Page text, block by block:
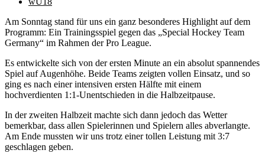
Am Sonntag stand für uns ein ganz besonderes Highlight auf dem
Programm: Ein Trainingsspiel gegen das „Special Hockey Team
Germany“ im Rahmen der Pro League.
Es entwickelte sich von der ersten Minute an ein absolut spannendes
Spiel auf Augenhöhe. Beide Teams zeigten vollen Einsatz, und so
ging es nach einer intensiven ersten Hälfte mit einem
hochverdienten 1:1-Unentschieden in die Halbzeitpause.
In der zweiten Halbzeit machte sich dann jedoch das Wetter
bemerkbar, dass allen Spielerinnen und Spielern alles abverlangte.
Am Ende mussten wir uns trotz einer tollen Leistung mit 3:7
geschlagen geben.